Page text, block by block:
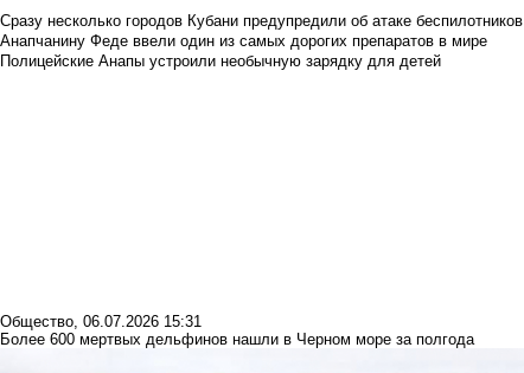
Сразу несколько городов Кубани предупредили об атаке беспилотников
Анапчанину Феде ввели один из самых дорогих препаратов в мире
Полицейские Анапы устроили необычную зарядку для детей
Общество, 06.07.2026 15:31
Более 600 мертвых дельфинов нашли в Черном море за полгода